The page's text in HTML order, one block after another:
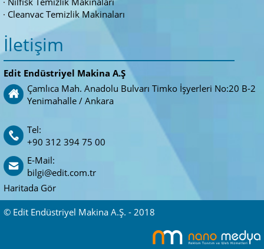
Cleanvac Temizlik Makinaları
İletişim
Edit Endüstriyel Makina A.Ş
Çamlıca Mah. Anadolu Bulvarı Timko İşyerleri No:20 B-2
Yenimahalle / Ankara
Tel:
+90 312 394 75 00
E-Mail:
bilgi@edit.com.tr
Haritada Gör
© Edit Endüstriyel Makina A.Ş. - 2018